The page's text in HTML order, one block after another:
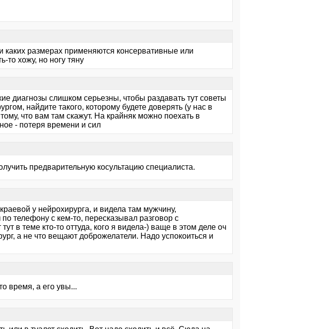
каких размерах применяются консервативные или
то хожу, но ногу тяну
диагнозы слишком серьезны, чтобы раздавать тут советы
найдите такого, которому будете доверять (у нас в
что вам там скажут. На крайняк можно поехать в
- потеря времени и сил
предварительную косультацию специалиста.
у нейрохирурга, и видела там мужчину,
телефону с кем-то, пересказывал разговор с
в теме кто-то оттуда, кого я видела-) ваще в этом деле оч
а не что вещают доброжелатели. Надо успокоиться и
время, а его увы...